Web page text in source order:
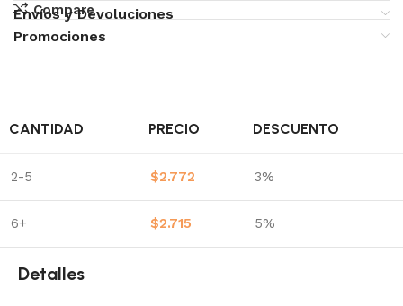
Compare
Envíos y Devoluciones
Promociones
CANTIDAD PRECIO DESCUENTO
2-5 $2.772 3%
6+ $2.715 5%
Detalles